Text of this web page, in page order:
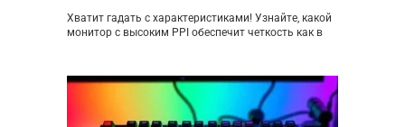
Хватит гадать с характеристиками! Узнайте, какой
монитор с высоким PPI обеспечит четкость как в